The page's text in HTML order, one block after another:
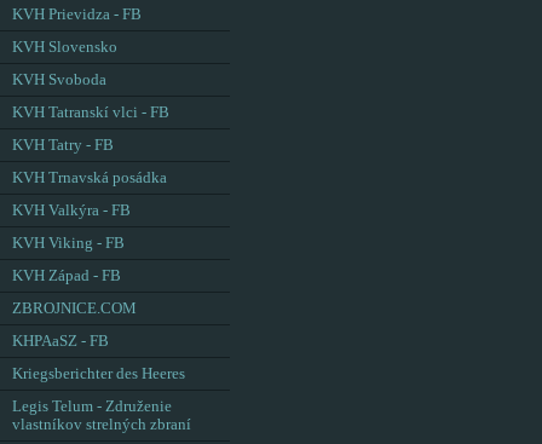
KVH Prievidza - FB
KVH Slovensko
KVH Svoboda
KVH Tatranskí vlci - FB
KVH Tatry - FB
KVH Trnavská posádka
KVH Valkýra - FB
KVH Viking - FB
KVH Západ - FB
ZBROJNICE.COM
KHPAaSZ - FB
Kriegsberichter des Heeres
Legis Telum - Združenie
vlastníkov strelných zbraní